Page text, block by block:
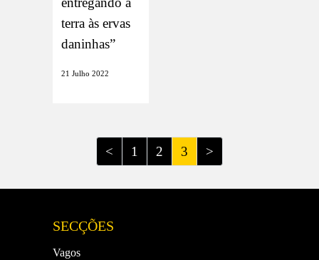
terra às ervas
daninhas”
21 Julho 2022
< 1 2 3 >
SECÇÕES
Vagos